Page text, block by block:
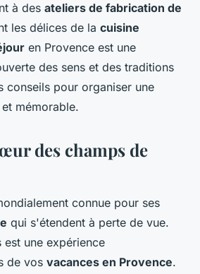
à des ateliers de fabrication de
les délices de la cuisine
en Provence est une
des sens et des traditions
conseils pour organiser une
mémorable.
des champs de
connue pour ses
qui s'étendent à perte de vue.
une expérience
de vos vacances en Provence.